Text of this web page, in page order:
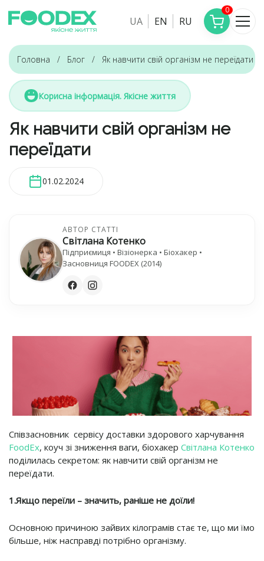
UA EN RU
0
Головна Блог Як навчити свій організм не переїдати
Корисна інформація. Якісне життя
Як навчити свій організм не
переїдати
01.02.2024
АВТОР СТАТТІ
Світлана Котенко
Підприємиця • Візіонерка • Біохакер •
Засновниця FOODEX (2014)
Співзасновник сервісу доставки здорового харчування
FoodEx, коуч зі зниження ваги, біохакер Світлана Котенко
поділилась секретом: як навчити свій організм не
переїдати.
1.Якщо переїли – значить, раніше не доїли!
Основною причиною зайвих кілограмів стає те, що ми їмо
більше, ніж насправді потрібно організму.